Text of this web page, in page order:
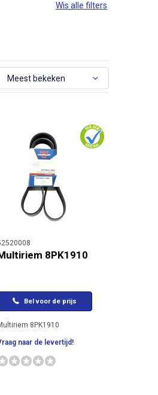
Wis alle filters
8PK1910
Bel voor de prijs
8PK1910
naar de levertijd!